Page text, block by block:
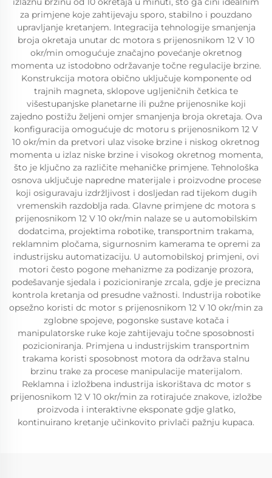
za primjene koje zahtijevaju sporo, stabilno i pouzdano
upravljanje kretanjem. Integracija tehnologije smanjenja
broja okretaja unutar dc motora s prijenosnikom 12 V 10
okr/min omogućuje značajno povećanje okretnog
momenta uz istodobno održavanje točne regulacije brzine.
Konstrukcija motora obično uključuje komponente od
trajnih magneta, sklopove ugljeničnih četkica te
višestupanjske planetarne ili pužne prijenosnike koji
zajedno postižu željeni omjer smanjenja broja okretaja. Ova
konfiguracija omogućuje dc motoru s prijenosnikom 12 V
10 okr/min da pretvori ulaz visoke brzine i niskog okretnog
momenta u izlaz niske brzine i visokog okretnog momenta,
što je ključno za različite mehaničke primjene. Tehnološka
osnova uključuje napredne materijale i proizvodne procese
koji osiguravaju izdržljivost i dosljedan rad tijekom dugih
vremenskih razdoblja rada. Glavne primjene dc motora s
prijenosnikom 12 V 10 okr/min nalaze se u automobilskim
dodatcima, projektima robotike, transportnim trakama,
reklamnim pločama, sigurnosnim kamerama te opremi za
industrijsku automatizaciju. U automobilskoj primjeni, ovi
motori često pogone mehanizme za podizanje prozora,
podešavanje sjedala i pozicioniranje zrcala, gdje je precizna
kontrola kretanja od presudne važnosti. Industrija robotike
opsežno koristi dc motor s prijenosnikom 12 V 10 okr/min za
zglobne spojeve, pogonske sustave kotača i
manipulatorske ruke koje zahtijevaju točne sposobnosti
pozicioniranja. Primjena u industrijskim transportnim
trakama koristi sposobnost motora da održava stalnu
brzinu trake za procese manipulacije materijalom.
Reklamna i izložbena industrija iskorištava dc motor s
prijenosnikom 12 V 10 okr/min za rotirajuće znakove, izložbe
proizvoda i interaktivne eksponate gdje glatko,
kontinuirano kretanje učinkovito privlači pažnju kupaca.